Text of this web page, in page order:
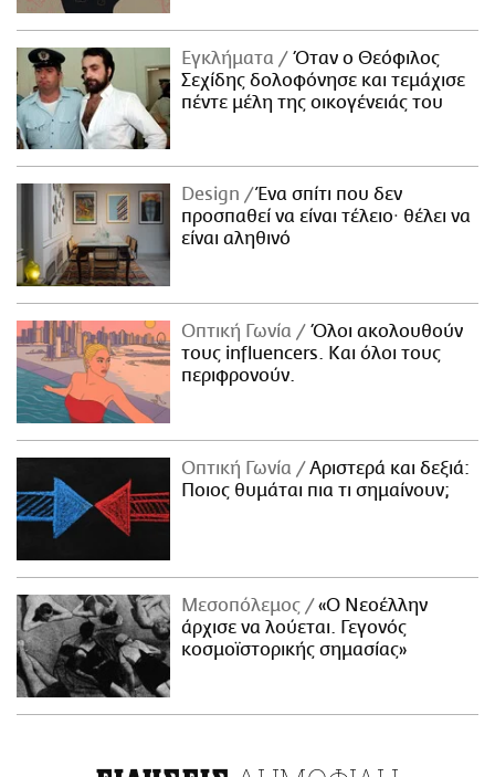
Εγκλήματα
Όταν ο Θεόφιλος
Σεχίδης δολοφόνησε και τεμάχισε
πέντε μέλη της οικογένειάς του
Design
Ένα σπίτι που δεν
προσπαθεί να είναι τέλειο· θέλει να
είναι αληθινό
Οπτική Γωνία
Όλοι ακολουθούν
τους influencers. Και όλοι τους
περιφρονούν.
Οπτική Γωνία
Αριστερά και δεξιά:
Ποιος θυμάται πια τι σημαίνουν;
Μεσοπόλεμος
«Ο Νεοέλλην
άρχισε να λούεται. Γεγονός
κοσμοϊστορικής σημασίας»